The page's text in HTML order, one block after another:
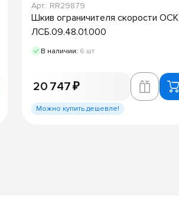
Арт.: RR29879
Шкив ограничителя скорости ОСК
ЛСБ.09.48.01.000
В наличии: 6 шт
20 747 ₽
Можно купить дешевле!